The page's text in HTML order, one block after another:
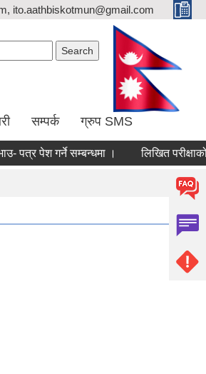
ito.aathbiskotmun@gmail.com
सम्पर्क ग्रुप SMS
पेश गर्ने सम्बन्धमा । लिखित परीक्षाको